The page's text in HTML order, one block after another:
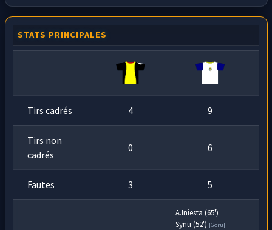
82
My Heroesa beaucoup de mal à poser le pied
leurs adversaires ont la balle.
STATS PRINCIPALES
Tirs cadrés 4 9
Tirs non
cadrés
0 6
Fautes 3 5
A.Iniesta (65')
Synu (52') [Goru]